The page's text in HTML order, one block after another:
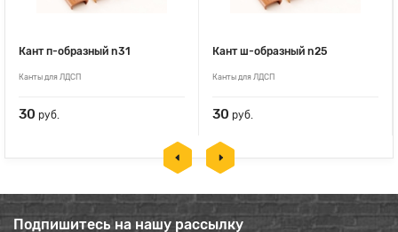
Кант п-образный n31
Канты для ЛДСП
30 руб.
Кант ш-образный n25
Канты для ЛДСП
30 руб.
Подпишитесь на нашу рассылку